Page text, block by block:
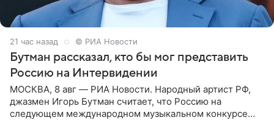
21 час назад © РИА Новости
Бутман рассказал, кто бы мог представить
Россию на Интервидении
МОСКВА, 8 авг — РИА Новости. Народный артист РФ,
джазмен Игорь Бутман считает, что Россию на
следующем международном музыкальном конкурсе